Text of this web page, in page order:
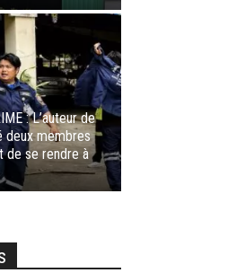
: L’auteur de
deux membres
de se rendre à